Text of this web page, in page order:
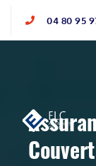
04 80 95